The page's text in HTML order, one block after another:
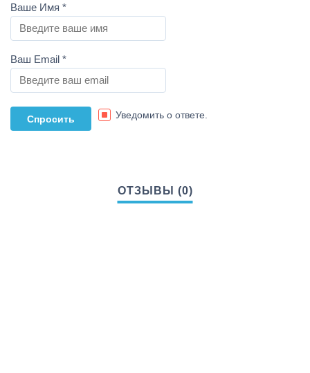
Ваше Имя *
Ваш Email *
Уведомить о ответе.